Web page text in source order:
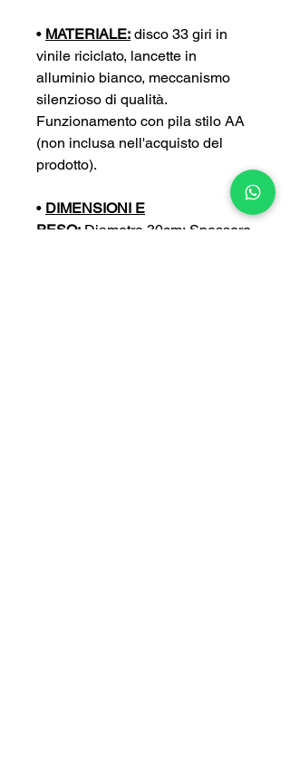
• MATERIALE: disco 33 giri in
vinile riciclato, lancette in
alluminio bianco, meccanismo
silenzioso di qualità.
Funzionamento con pila stilo AA
(non inclusa nell'acquisto del
prodotto).
• DIMENSIONI E
PESO: Diametro 30cm; Spessore